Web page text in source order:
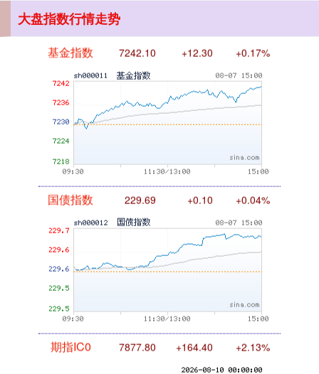
大盘指数行情走势
基金指数
国债指数 +0.04%
期指IC0 +2.13%